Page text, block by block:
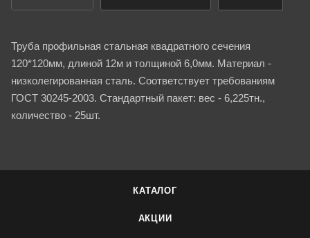
Труба профильная стальная квадратного сечения
120*120мм, длиной 12м и толщиной 6,0мм. Материал -
низколегированная сталь. Соответствует требованиям
ГОСТ 30245-2003. Стандартный пакет: вес - 6,225тн.,
количество - 25шт.
КАТАЛОГ
АКЦИИ